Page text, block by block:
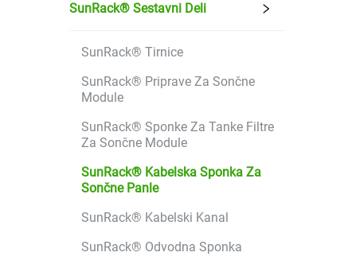
SunRack® Sestavni Deli
SunRack® Tirnice
SunRack® Priprave Za Sončne
Module
SunRack® Sponke Za Tanke Filtre
Za Sončne Module
SunRack® Kabelska Sponka Za
Sončne Panle
SunRack® Kabelski Kanal
SunRack® Odvodna Sponka